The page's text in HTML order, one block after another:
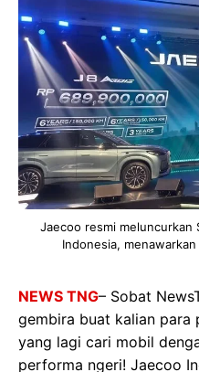
Jaecoo resmi meluncurkan
Indonesia,
NEWS TNG– Sobat
gembira buat kalian para
yang lagi cari mobil
performa ngeri! Jaecoo